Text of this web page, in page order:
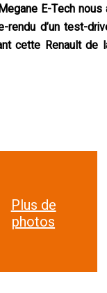
E-Tech nous
d’un test-
cette Renault de
Plus de
photos